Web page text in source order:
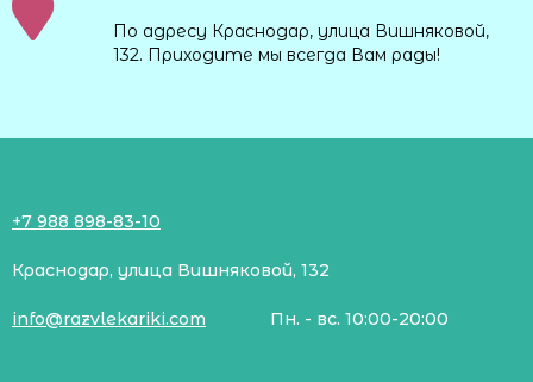
По адресу Краснодар, улица Вишняковой,
132. Приходите мы всегда Вам рады!
+7 988 898-83-10
Краснодар, улица Вишняковой, 132
info@razvlekariki.com Пн. - вс. 10:00-20:00